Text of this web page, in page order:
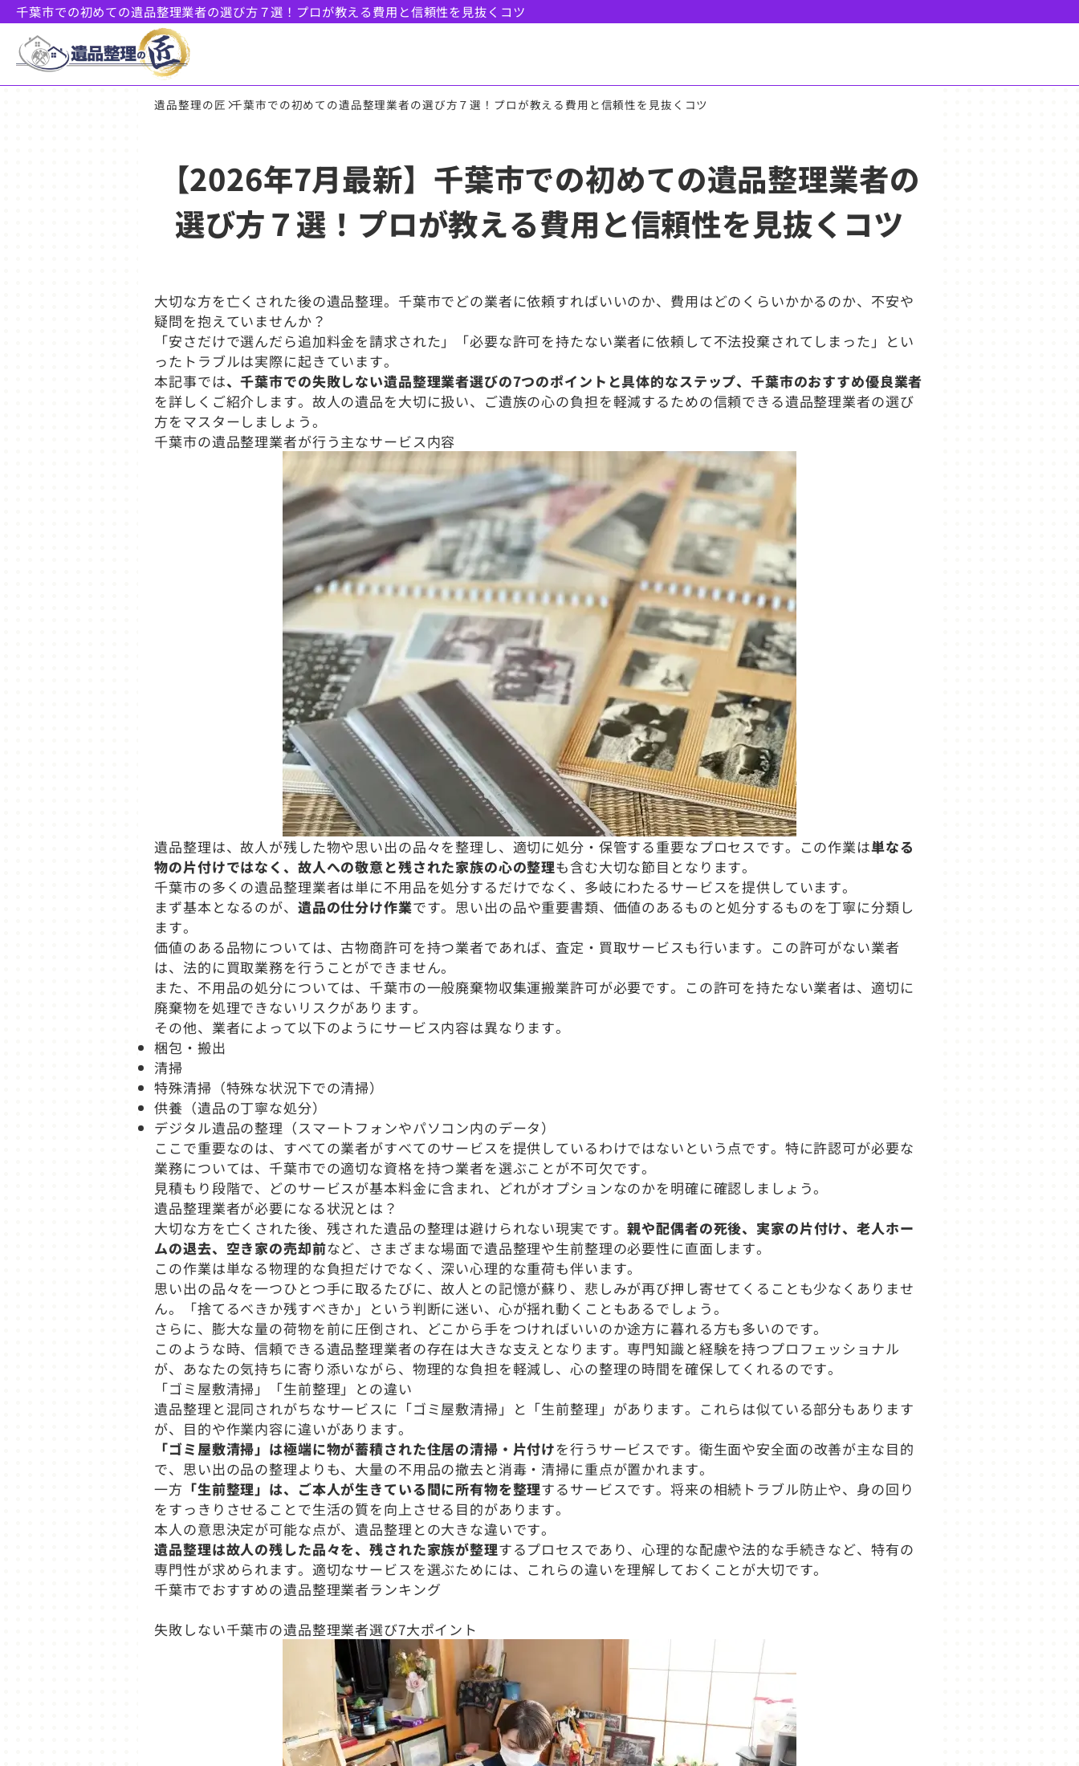
千葉市での初めての遺品整理業者の選び方７選！プロが教える費用と信頼性を見抜くコツ
遺品整理の匠 千葉市での初めての遺品整理業者の選び方７選！プロが教える費用と信頼性を見抜くコツ
【2026年7月最新】千葉市での初めての遺品整理業者の
選び方７選！プロが教える費用と信頼性を見抜くコツ
大切な方を亡くされた後の遺品整理。千葉市でどの業者に依頼すればいいのか、費用はどのくらいかかるのか、不安や
疑問を抱えていませんか？
「安さだけで選んだら追加料金を請求された」「必要な許可を持たない業者に依頼して不法投棄されてしまった」とい
ったトラブルは実際に起きています。
本記事では、千葉市での失敗しない遺品整理業者選びの7つのポイントと具体的なステップ、千葉市のおすすめ優良業者
を詳しくご紹介します。故人の遺品を大切に扱い、ご遺族の心の負担を軽減するための信頼できる遺品整理業者の選び
方をマスターしましょう。
千葉市の遺品整理業者が行う主なサービス内容
遺品整理は、故人が残した物や思い出の品々を整理し、適切に処分・保管する重要なプロセスです。この作業は単なる
物の片付けではなく、故人への敬意と残された家族の心の整理も含む大切な節目となります。
千葉市の多くの遺品整理業者は単に不用品を処分するだけでなく、多岐にわたるサービスを提供しています。
まず基本となるのが、 遺品の仕分け作業です。思い出の品や重要書類、価値のあるものと処分するものを丁寧に分類し
ます。
価値のある品物については、古物商許可を持つ業者であれば、査定・買取サービスも行います。この許可がない業者
は、法的に買取業務を行うことができません。
また、不用品の処分については、千葉市の一般廃棄物収集運搬業許可が必要です。この許可を持たない業者は、適切に
廃棄物を処理できないリスクがあります。
その他、業者によって以下のようにサービス内容は異なります。
梱包・搬出
清掃
特殊清掃（特殊な状況下での清掃）
供養（遺品の丁寧な処分）
デジタル遺品の整理（スマートフォンやパソコン内のデータ）
ここで重要なのは、すべての業者がすべてのサービスを提供しているわけではないという点です。特に許認可が必要な
業務については、千葉市での適切な資格を持つ業者を選ぶことが不可欠です。
見積もり段階で、どのサービスが基本料金に含まれ、どれがオプションなのかを明確に確認しましょう。
遺品整理業者が必要になる状況とは？
大切な方を亡くされた後、残された遺品の整理は避けられない現実です。親や配偶者の死後、実家の片付け、老人ホー
ムの退去、空き家の売却前など、さまざまな場面で遺品整理や生前整理の必要性に直面します。
この作業は単なる物理的な負担だけでなく、深い心理的な重荷も伴います。
思い出の品々を一つひとつ手に取るたびに、故人との記憶が蘇り、悲しみが再び押し寄せてくることも少なくありませ
ん。「捨てるべきか残すべきか」という判断に迷い、心が揺れ動くこともあるでしょう。
さらに、膨大な量の荷物を前に圧倒され、どこから手をつければいいのか途方に暮れる方も多いのです。
このような時、信頼できる遺品整理業者の存在は大きな支えとなります。専門知識と経験を持つプロフェッショナル
が、あなたの気持ちに寄り添いながら、物理的な負担を軽減し、心の整理の時間を確保してくれるのです。
「ゴミ屋敷清掃」「生前整理」との違い
遺品整理と混同されがちなサービスに「ゴミ屋敷清掃」と「生前整理」があります。これらは似ている部分もあります
が、目的や作業内容に違いがあります。
「ゴミ屋敷清掃」は極端に物が蓄積された住居の清掃・片付けを行うサービスです。衛生面や安全面の改善が主な目的
で、思い出の品の整理よりも、大量の不用品の撤去と消毒・清掃に重点が置かれます。
一方 「生前整理」は、ご本人が生きている間に所有物を整理するサービスです。将来の相続トラブル防止や、身の回り
をすっきりさせることで生活の質を向上させる目的があります。
本人の意思決定が可能な点が、遺品整理との大きな違いです。
遺品整理は故人の残した品々を、残された家族が整理するプロセスであり、心理的な配慮や法的な手続きなど、特有の
専門性が求められます。適切なサービスを選ぶためには、これらの違いを理解しておくことが大切です。
千葉市でおすすめの遺品整理業者ランキング
失敗しない千葉市の遺品整理業者選び7大ポイント